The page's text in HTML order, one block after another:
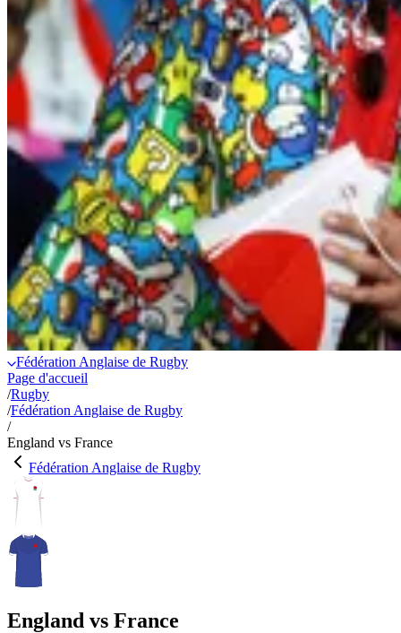
Fédération Anglaise de Rugby
Page d'accueil
/Rugby
/Fédération Anglaise de Rugby
/
England vs France
Fédération Anglaise de Rugby
England vs France